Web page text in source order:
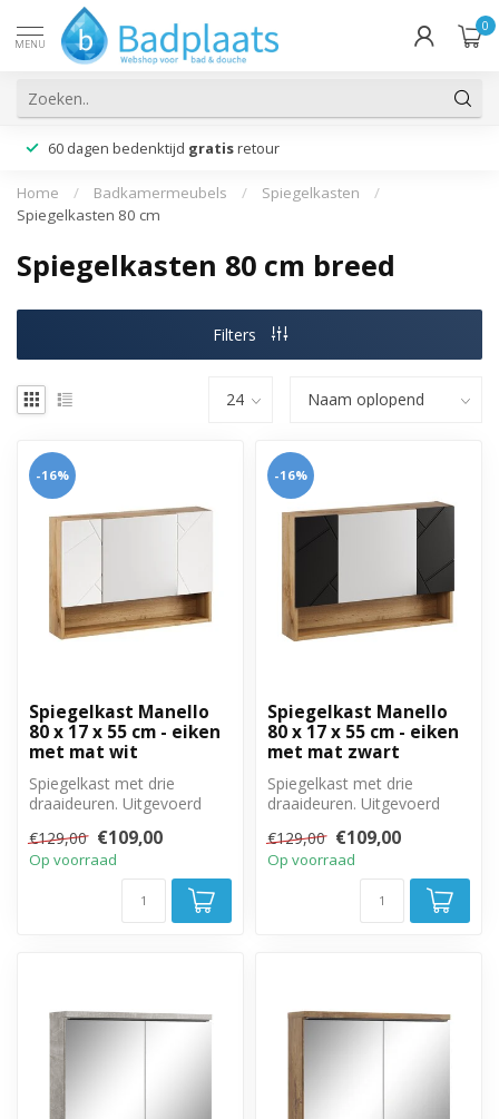
MENU
0
60 dagen bedenktijd gratis retour
Home / Badkamermeubels / Spiegelkasten
/
Spiegelkasten 80 cm
Spiegelkasten 80 cm breed
Filters
-16%
Spiegelkast Manello
80 x 17 x 55 cm - eiken
met mat wit
Spiegelkast met drie
draaideuren. Uitgevoerd
en open ond...
€129,00 €109,00
Op voorraad
-16%
Spiegelkast Manello
80 x 17 x 55 cm - eiken
met mat zwart
Spiegelkast met drie
draaideuren. Uitgevoerd
en open ond...
€129,00 €109,00
Op voorraad